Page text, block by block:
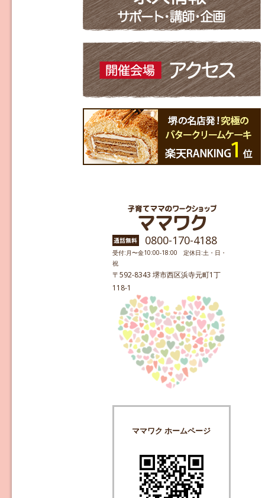
0800-170-4188
受付:月〜金10:00-18:00 定休日:土・日・
祝
〒592-8343 堺市西区浜寺元町1丁
118-1
ママワク ホームページ